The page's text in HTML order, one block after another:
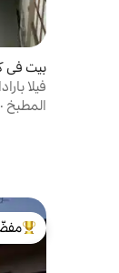
بيت في
فيلا
المطبخ ·
من